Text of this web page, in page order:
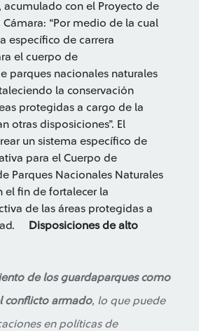
acumulado con el Proyecto de
“Por medio de la cual
específico de carrera
el cuerpo de
parques nacionales naturales
la conservación
protegidas a cargo de la
otras disposiciones”. El
un sistema específico de
para el Cuerpo de
Parques Nacionales Naturales
el fin de fortalecer la
de las áreas protegidas a
Disposiciones de alto
de los guardaparques como
conflicto armado, lo que puede
en políticas de